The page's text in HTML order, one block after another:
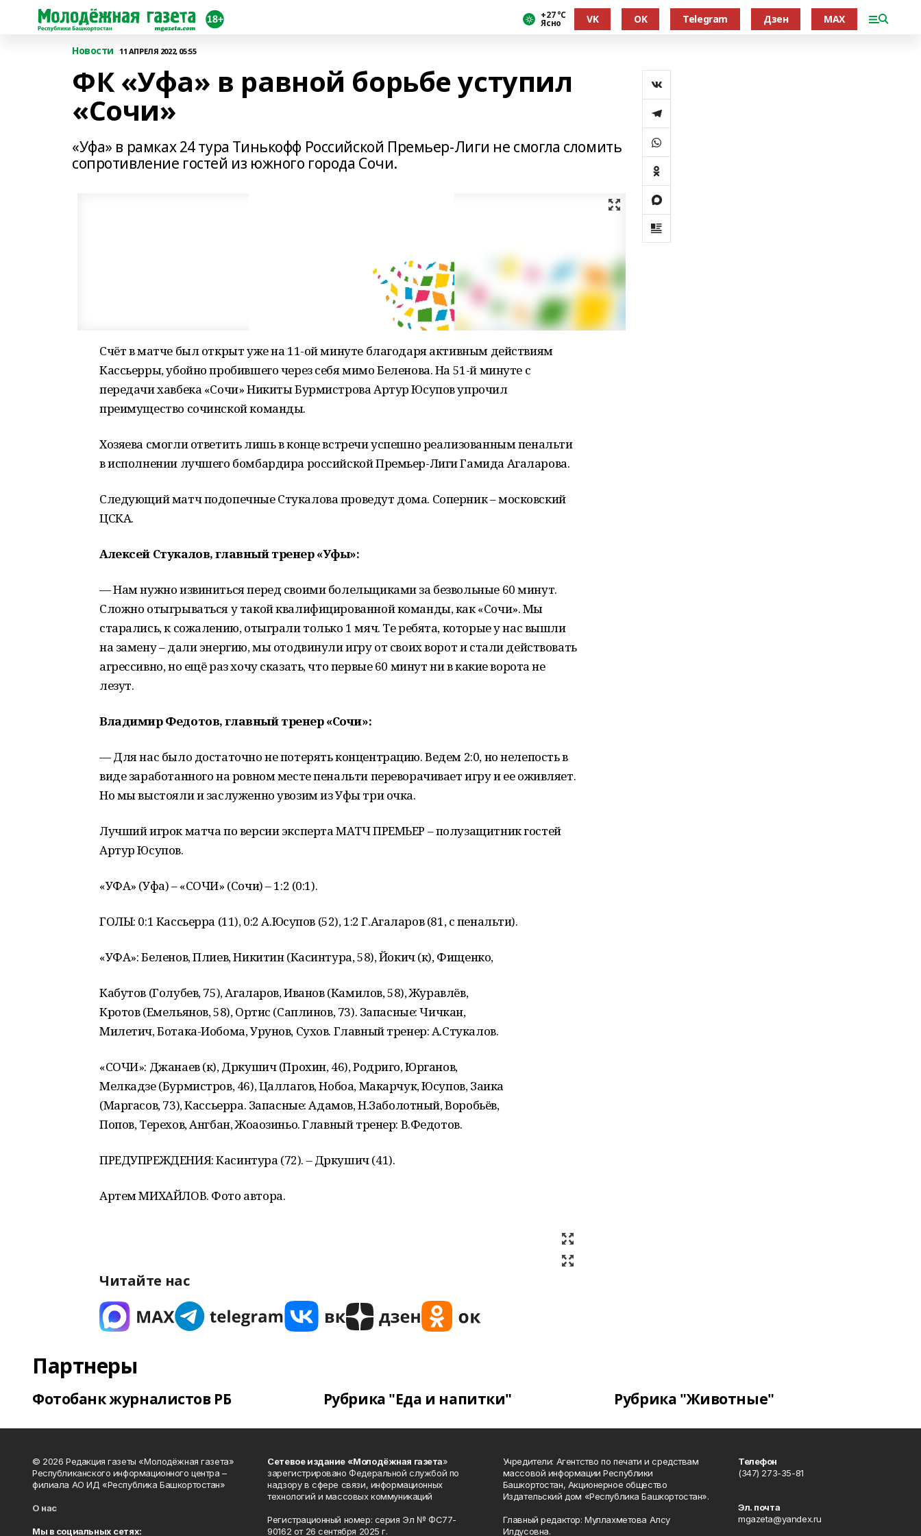
+27 °С
Ясно VK OK Telegram Дзен MAX
Новости 11 АПРЕЛЯ 2022, 05:55
ФК «Уфа» в равной борьбе уступил
«Сочи»
«Уфа» в рамках 24 тура Тинькофф Российской Премьер-Лиги не смогла сломить
сопротивление гостей из южного города Сочи.
Счёт в матче был открыт уже на 11-ой минуте благодаря активным действиям
Кассьерры, убойно пробившего через себя мимо Беленова. На 51-й минуте с
передачи хавбека «Сочи» Никиты Бурмистрова Артур Юсупов упрочил
преимущество сочинской команды.
Хозяева смогли ответить лишь в конце встречи успешно реализованным пенальти
в исполнении лучшего бомбардира российской Премьер-Лиги Гамида Агаларова.
Следующий матч подопечные Стукалова проведут дома. Соперник – московский
ЦСКА.
Алексей Стукалов, главный тренер «Уфы»:
— Нам нужно извиниться перед своими болельщиками за безвольные 60 минут.
Сложно отыгрываться у такой квалифицированной команды, как «Сочи». Мы
старались, к сожалению, отыграли только 1 мяч. Те ребята, которые у нас вышли
на замену – дали энергию, мы отодвинули игру от своих ворот и стали действовать
агрессивно, но ещё раз хочу сказать, что первые 60 минут ни в какие ворота не
лезут.
Владимир Федотов, главный тренер «Сочи»:
— Для нас было достаточно не потерять концентрацию. Ведем 2:0, но нелепость в
виде заработанного на ровном месте пенальти переворачивает игру и ее оживляет.
Но мы выстояли и заслуженно увозим из Уфы три очка.
Лучший игрок матча по версии эксперта МАТЧ ПРЕМЬЕР – полузащитник гостей
Артур Юсупов.
«УФА» (Уфа) – «СОЧИ» (Сочи) – 1:2 (0:1).
ГОЛЫ: 0:1 Кассьерра (11), 0:2 А.Юсупов (52), 1:2 Г.Агаларов (81, с пенальти).
«УФА»: Беленов, Плиев, Никитин (Касинтура, 58), Йокич (к), Фищенко,
Кабутов (Голубев, 75), Агаларов, Иванов (Камилов, 58), Журавлёв,
Кротов (Емельянов, 58), Ортис (Саплинов, 73). Запасные: Чичкан,
Милетич, Ботака-Иобома, Урунов, Сухов. Главный тренер: А.Стукалов.
«СОЧИ»: Джанаев (к), Дркушич (Прохин, 46), Родриго, Юрганов,
Мелкадзе (Бурмистров, 46), Цаллагов, Нобоа, Макарчук, Юсупов, Заика
(Маргасов, 73), Кассьерра. Запасные: Адамов, Н.Заболотный, Воробьёв,
Попов, Терехов, Ангбан, Жоаозиньо. Главный тренер: В.Федотов.
ПРЕДУПРЕЖДЕНИЯ: Касинтура (72). – Дркушич (41).
Артем МИХАЙЛОВ. Фото автора.
Читайте нас
Партнеры
Фотобанк журналистов РБ Рубрика "Еда и напитки" Рубрика "Животные"
© 2026 Редакция газеты «Молодёжная газета»
Республиканского информационного центра –
филиала АО ИД «Республика Башкортостан»
О нас
Мы в социальных сетях:
Сетевое издание «Молодёжная газета»
зарегистрировано Федеральной службой по
надзору в сфере связи, информационных
технологий и массовых коммуникаций
Регистрационный номер: серия Эл № ФС77-
90162 от 26 сентября 2025 г.
Учредители: Агентство по печати и средствам
массовой информации Республики
Башкортостан, Акционерное общество
Издательский дом «Республика Башкортостан».
Главный редактор: Муллахметова Алсу
Илдусовна.
Телефон
(347) 273-35-81
Эл. почта
mgazeta@yandex.ru